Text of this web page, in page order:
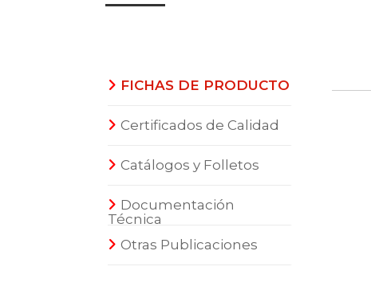
FICHAS DE PRODUCTO
Certificados de Calidad
Catálogos y Folletos
Documentación
Técnica
Otras Publicaciones